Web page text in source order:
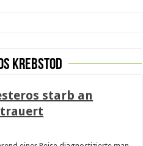
Krebstod
starb an
trauert